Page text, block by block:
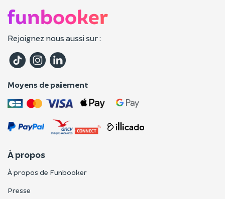
Rejoignez nous aussi sur :
Moyens de paiement
À propos
À propos de Funbooker
Presse